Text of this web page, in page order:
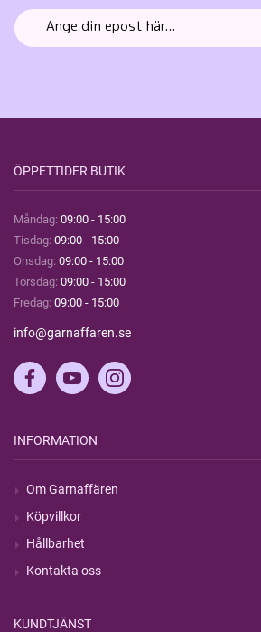
ÖPPETTIDER BUTIK
Måndag: 09:00 - 15:00
Tisdag: 09:00 - 15:00
Onsdag: 09:00 - 15:00
Torsdag: 09:00 - 15:00
Fredag: 09:00 - 15:00
info@garnaffaren.se
INFORMATION
Om Garnaffären
Köpvillkor
Hållbarhet
Kontakta oss
KUNDTJÄNST